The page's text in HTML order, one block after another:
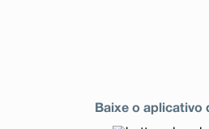
Baixe o aplicativo